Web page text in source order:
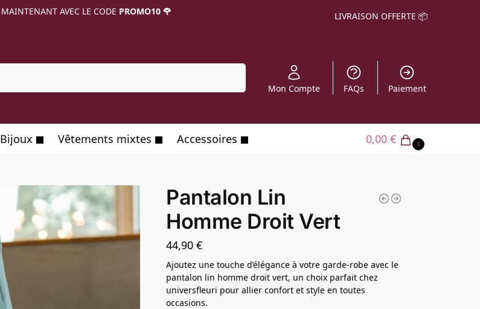
MAINTENANT AVEC LE CODE PROMO10 🌹 LIVRAISON OFFERTE 📦
Mon Compte FAQs Paiement
Bijoux Vêtements mixtes Accessoires 0,00 € 0
Pantalon Lin
Homme Droit Vert
44,90€
Ajoutez une touche d’élégance à votre garde-robe avec le
pantalon lin homme droit vert, un choix parfait chez
universfleuri pour allier confort et style en toutes
occasions.